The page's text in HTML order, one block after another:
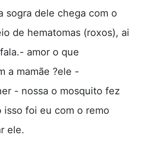
sogra dele chega com o
de hematomas (roxos), ai
amor o que
a mamãe ?ele -
- nossa o mosquito fez
isso foi eu com o remo
ele.